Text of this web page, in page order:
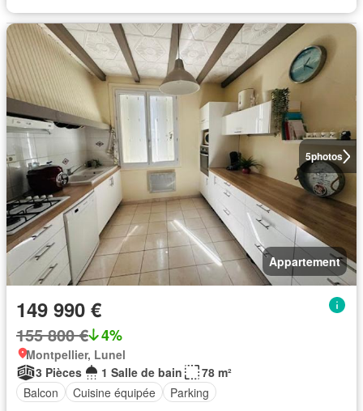
5photos
Appartement
149 990 €
155 800 € 4%
Montpellier, Lunel
3 Pièces
1 Salle de bain
78 m²
Balcon
Cuisine équipée Parking